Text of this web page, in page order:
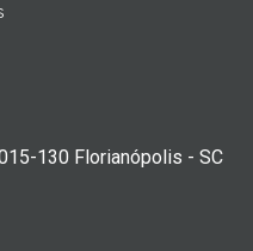
130 Florianópolis - SC